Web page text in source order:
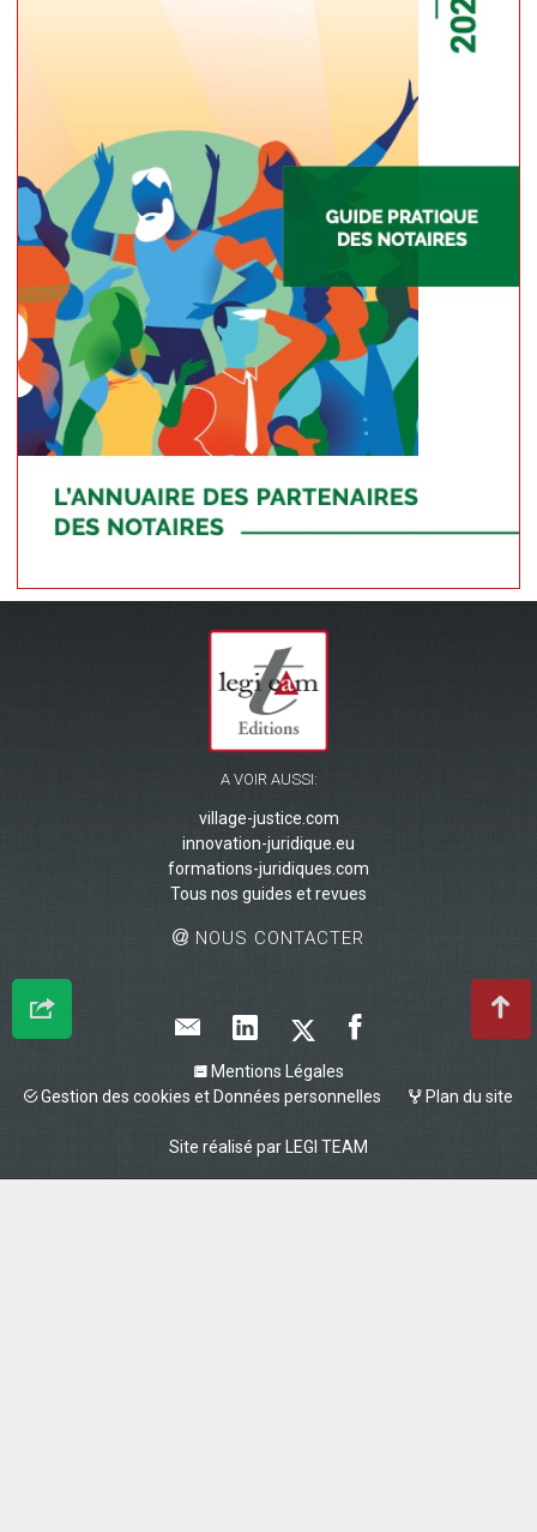
A VOIR AUSSI:
village-justice.com
innovation-juridique.eu
formations-juridiques.com
Tous nos guides et revues
NOUS CONTACTER
Mentions Légales
Gestion des cookies et Données personnelles
Plan du site
Site réalisé par LEGI TEAM